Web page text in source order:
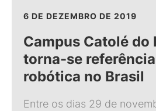
6 DE DEZEMBRO DE 2019
Campus Catolé do
torna-se
robótica no Brasil
Entre os dias 29 de